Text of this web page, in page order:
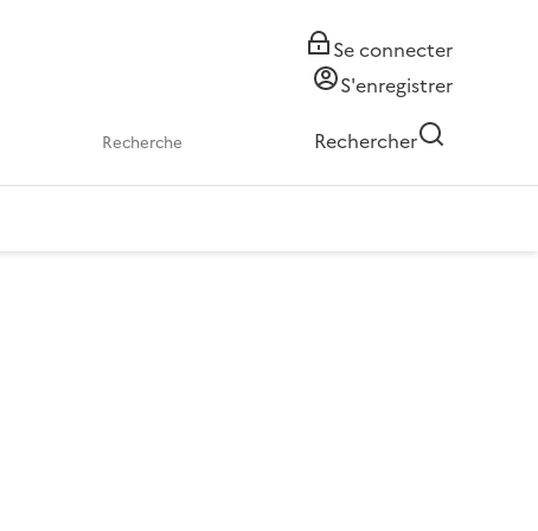
Se connecter
S'enregistrer
Rechercher